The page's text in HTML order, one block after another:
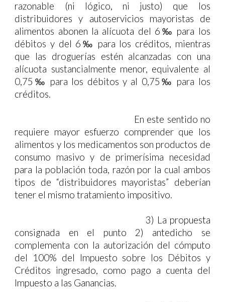
razonable (ni lógico, ni justo) que los
distribuidores y autoservicios mayoristas de
alimentos abonen la alícuota del 6‰ para los
débitos y del 6‰ para los créditos, mientras
que las droguerías estén alcanzadas con una
alícuota sustancialmente menor, equivalente al
0,75‰ para los débitos y al 0,75‰ para los
créditos.
En este sentido no
requiere mayor esfuerzo comprender que los
alimentos y los medicamentos son productos de
consumo masivo y de primerísima necesidad
para la población toda, razón por la cual ambos
tipos de “distribuidores mayoristas” deberían
tener el mismo tratamiento impositivo.
3) La propuesta
consignada en el punto 2) antedicho se
complementa con la autorización del cómputo
del 100% del Impuesto sobre los Débitos y
Créditos ingresado, como pago a cuenta del
Impuesto a las Ganancias.